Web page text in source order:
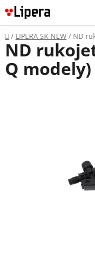
Prejsť
na
obsah
Domov
/ LIPERA SK NEW / ND
ND
Q modely)